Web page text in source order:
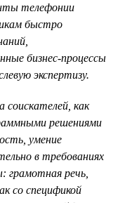
телефонии
быстро
бизнес-процессы
экспертизу.
соискателей, как
решениями
умение
в требованиях
грамотная речь,
со спецификой